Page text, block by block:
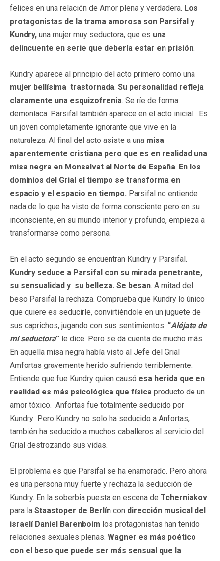
felices en una relación de Amor plena y verdadera. Los
protagonistas de la trama amorosa son Parsifal y
Kundry, una mujer muy seductora, que es una
delincuente en serie que debería estar en prisión.
Kundry aparece al principio del acto primero como una
mujer bellísima trastornada. Su personalidad refleja
claramente una esquizofrenia. Se ríe de forma
demoníaca. Parsifal también aparece en el acto inicial. Es
un joven completamente ignorante que vive en la
naturaleza. Al final del acto asiste a una misa
aparentemente cristiana pero que es en realidad una
misa negra en Monsalvat al Norte de España. En los
dominios del Grial el tiempo se transforma en
espacio y el espacio en tiempo. Parsifal no entiende
nada de lo que ha visto de forma consciente pero en su
inconsciente, en su mundo interior y profundo, empieza a
transformarse como persona.
En el acto segundo se encuentran Kundry y Parsifal.
Kundry seduce a Parsifal con su mirada penetrante,
su sensualidad y su belleza. Se besan. A mitad del
beso Parsifal la rechaza. Comprueba que Kundry lo único
que quiere es seducirle, convirtiéndole en un juguete de
sus caprichos, jugando con sus sentimientos. “Aléjate de
mí seductora” le dice. Pero se da cuenta de mucho más.
En aquella misa negra había visto al Jefe del Grial
Amfortas gravemente herido sufriendo terriblemente.
Entiende que fue Kundry quien causó esa herida que en
realidad es más psicológica que física producto de un
amor tóxico. Anfortas fue totalmente seducido por
Kundry Pero Kundry no solo ha seducido a Anfortas,
también ha seducido a muchos caballeros al servicio del
Grial destrozando sus vidas.
El problema es que Parsifal se ha enamorado. Pero ahora
es una persona muy fuerte y rechaza la seducción de
Kundry. En la soberbia puesta en escena de Tcherniakov
para la Staastoper de Berlín con dirección musical del
israelí Daniel Barenboim los protagonistas han tenido
relaciones sexuales plenas. Wagner es más poético
con el beso que puede ser más sensual que la